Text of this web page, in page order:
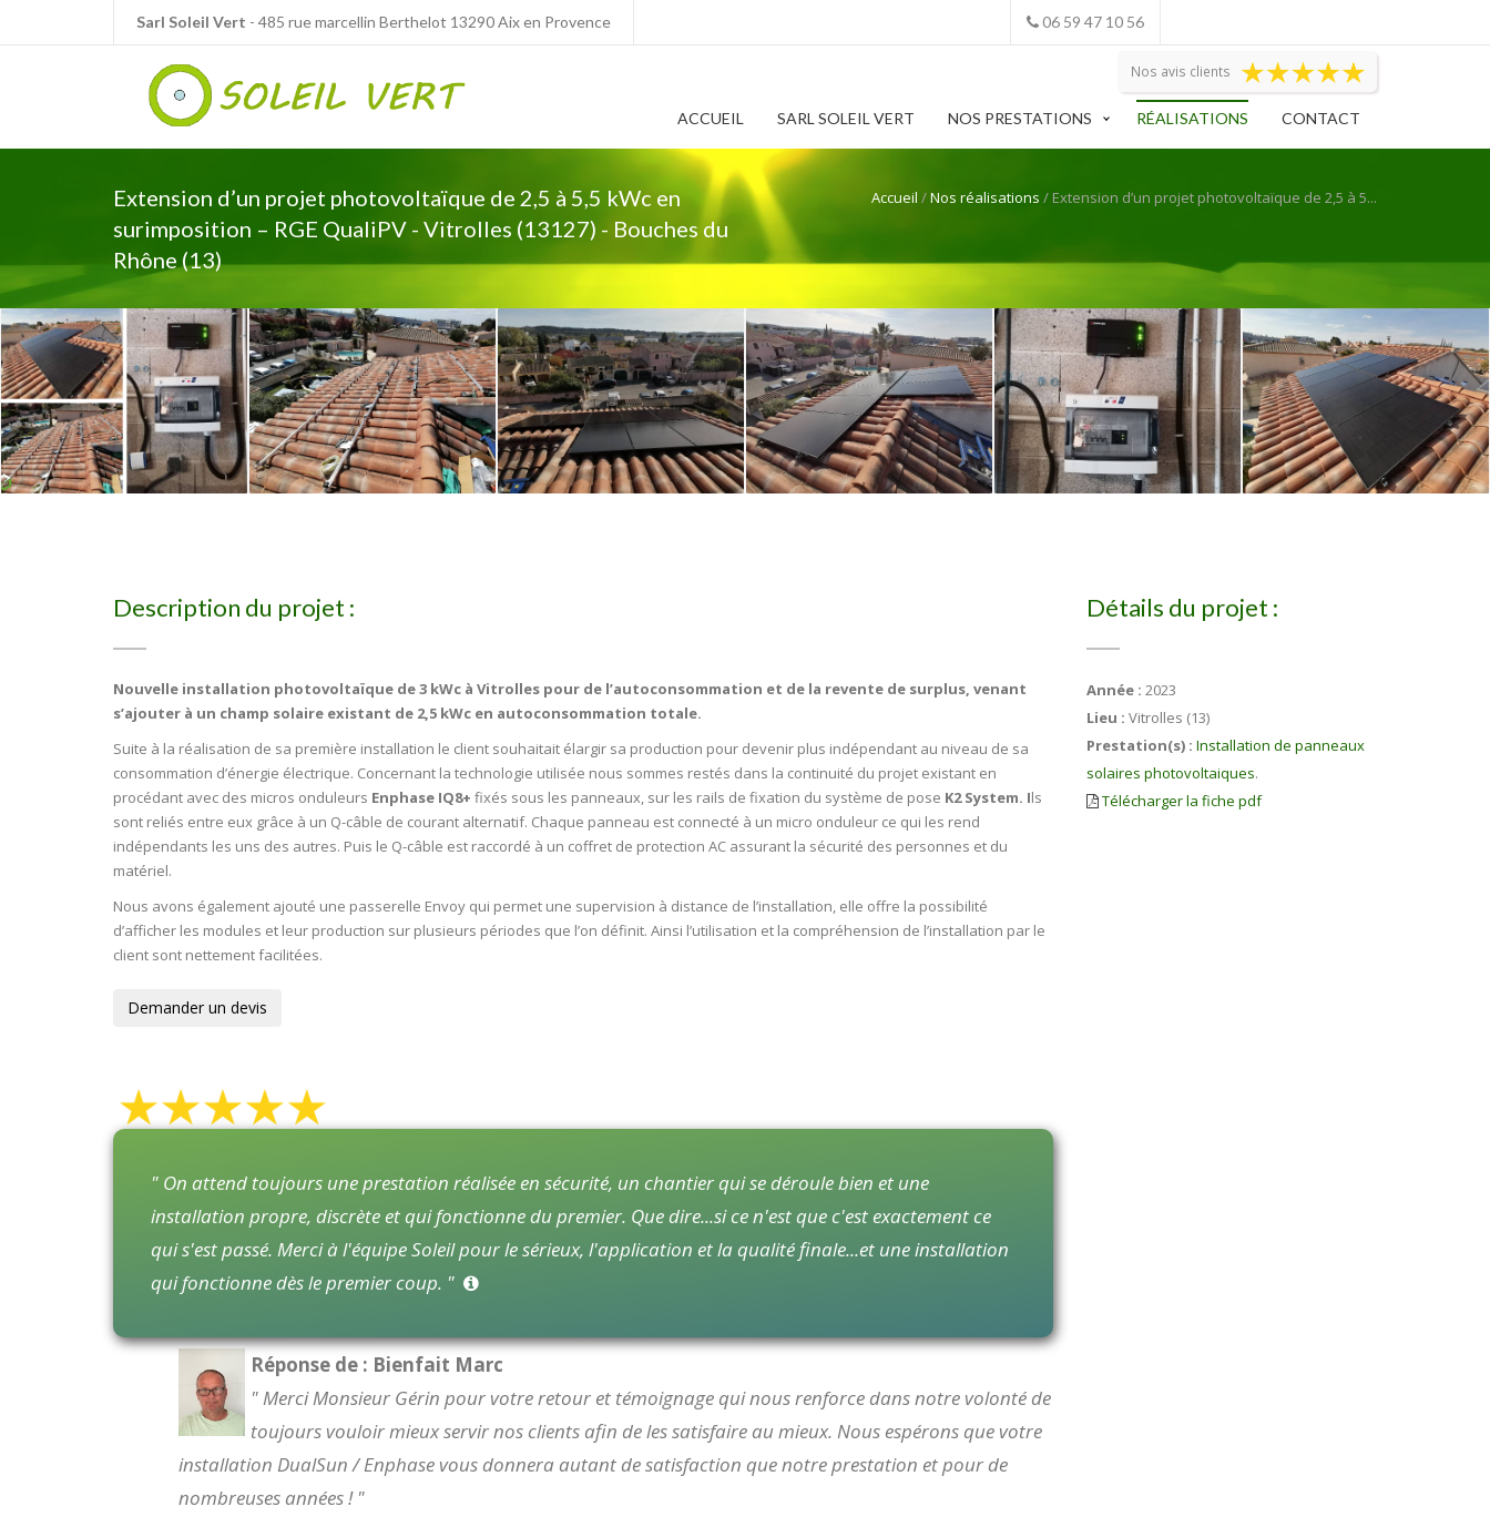
Sarl Soleil Vert - 485 rue marcellin Berthelot 13290 Aix en Provence 06 59 47 10 56
Nos avis clients
ACCUEIL SARL SOLEIL VERT NOS PRESTATIONS RÉALISATIONS CONTACT
Extension d’un projet photovoltaïque de 2,5 à 5,5 kWc en
surimposition – RGE QualiPV - Vitrolles (13127) - Bouches du
Rhône (13)
Accueil /Nos réalisations / Extension d’un projet photovoltaïque de 2,5 à 5...
Description du projet :
Nouvelle installation photovoltaïque de 3 kWc à Vitrolles pour de l’autoconsommation et de la revente de surplus, venant
s’ajouter à un champ solaire existant de 2,5 kWc en autoconsommation totale.
Suite à la réalisation de sa première installation le client souhaitait élargir sa production pour devenir plus indépendant au niveau de sa
consommation d’énergie électrique. Concernant la technologie utilisée nous sommes restés dans la continuité du projet existant en
procédant avec des micros onduleurs Enphase IQ8+ fixés sous les panneaux, sur les rails de fixation du système de pose K2 System. Ils
sont reliés entre eux grâce à un Q-câble de courant alternatif. Chaque panneau est connecté à un micro onduleur ce qui les rend
indépendants les uns des autres. Puis le Q-câble est raccordé à un coffret de protection AC assurant la sécurité des personnes et du
matériel.
Nous avons également ajouté une passerelle Envoy qui permet une supervision à distance de l’installation, elle offre la possibilité
d’afficher les modules et leur production sur plusieurs périodes que l’on définit. Ainsi l’utilisation et la compréhension de l’installation par le
client sont nettement facilitées.
Demander un devis
" On attend toujours une prestation réalisée en sécurité, un chantier qui se déroule bien et une
installation propre, discrète et qui fonctionne du premier. Que dire...si ce n'est que c'est exactement ce
qui s'est passé. Merci à l'équipe Soleil pour le sérieux, l'application et la qualité finale...et une installation
qui fonctionne dès le premier coup. "
Réponse de : Bienfait Marc
" Merci Monsieur Gérin pour votre retour et témoignage qui nous renforce dans notre volonté de
toujours vouloir mieux servir nos clients afin de les satisfaire au mieux. Nous espérons que votre
installation DualSun / Enphase vous donnera autant de satisfaction que notre prestation et pour de
nombreuses années ! "
Détails du projet :
Année : 2023
Lieu : Vitrolles (13)
Prestation(s) : Installation de panneaux
solaires photovoltaiques.
Télécharger la fiche pdf
Panneau de gestion des cookies